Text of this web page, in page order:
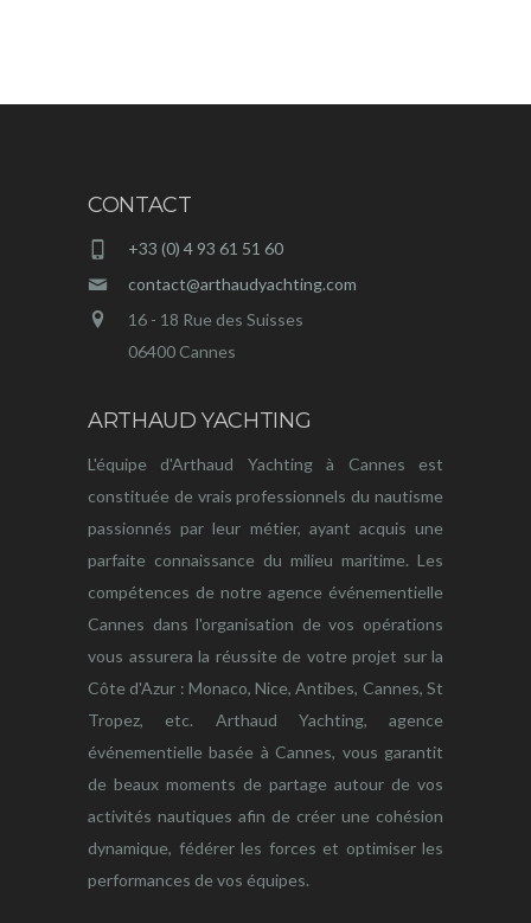
CONTACT
+33 (0) 4 93 61 51 60
contact@arthaudyachting.com
16 - 18 Rue des Suisses
06400 Cannes
ARTHAUD YACHTING
L'équipe d'Arthaud Yachting à Cannes est
constituée de vrais professionnels du nautisme
passionnés par leur métier, ayant acquis une
parfaite connaissance du milieu maritime. Les
compétences de notre agence événementielle
Cannes dans l'organisation de vos opérations
vous assurera la réussite de votre projet sur la
Côte d'Azur : Monaco, Nice, Antibes, Cannes, St
Tropez, etc. Arthaud Yachting, agence
événementielle basée à Cannes, vous garantit
de beaux moments de partage autour de vos
activités nautiques afin de créer une cohésion
dynamique, fédérer les forces et optimiser les
performances de vos équipes.